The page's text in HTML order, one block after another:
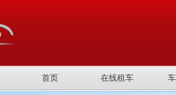
首页 在线租车